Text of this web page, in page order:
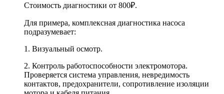
Стоимость диагностики от 800₽.
Для примера, комплексная диагностика насоса
подразумевает:
1. Визуальный осмотр.
2. Контроль работоспособности электромотора.
Проверяется система управления, невредимость
контактов, предохранители, сопротивление изоляции